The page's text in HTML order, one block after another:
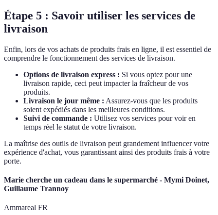
Étape 5 : Savoir utiliser les services de
livraison
Enfin, lors de vos achats de produits frais en ligne, il est essentiel de
comprendre le fonctionnement des services de livraison.
Options de livraison express : Si vous optez pour une
livraison rapide, ceci peut impacter la fraîcheur de vos
produits.
Livraison le jour même : Assurez-vous que les produits
soient expédiés dans les meilleures conditions.
Suivi de commande : Utilisez vos services pour voir en
temps réel le statut de votre livraison.
La maîtrise des outils de livraison peut grandement influencer votre
expérience d'achat, vous garantissant ainsi des produits frais à votre
porte.
Marie cherche un cadeau dans le supermarché - Mymi Doinet,
Guillaume Trannoy
Ammareal FR